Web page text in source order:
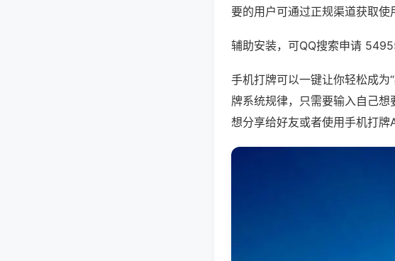
要的用户可通过正规渠道获取使
辅助安装，可QQ搜索申请
手机打牌可以一键让你轻松成为
牌系统规律，只需要输入自己
想分享给好友或者使用手机打牌